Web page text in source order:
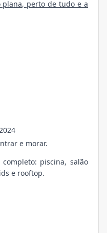
perto de tudo e a
e morar.
piscina, salão
e rooftop.